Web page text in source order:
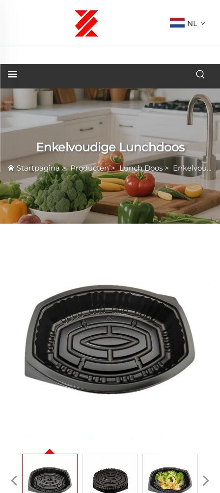
NL
Enkelvoudige Lunchdoos
Startpagina>Producten>Lunch Doos > Enkelvoudige Lunchdoos